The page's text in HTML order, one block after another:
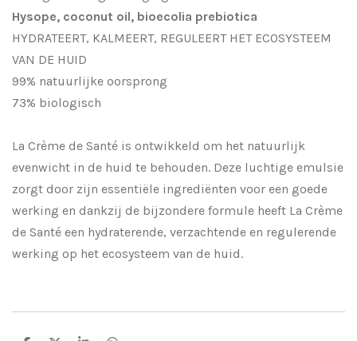
Hysope, coconut oil, bioecolia prebiotica
HYDRATEERT, KALMEERT, REGULEERT HET ECOSYSTEEM
VAN DE HUID
99% natuurlijke oorsprong
73% biologisch
La Crème de Santé is ontwikkeld om het natuurlijk
evenwicht in de huid te behouden. Deze luchtige emulsie
zorgt door zijn essentiële ingrediënten voor een goede
werking en dankzij de bijzondere formule heeft La Crème
de Santé een hydraterende, verzachtende en regulerende
werking op het ecosysteem van de huid.